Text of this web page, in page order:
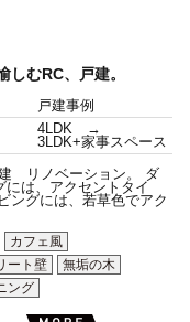
しむRC、戸建。
戸建事例
4LDK →
3LDK+家事スペース
リノベーション。 ダ
には、アクセントタイ
ングには、若草色でアク
カフェ風
ート壁
無垢の木
ング